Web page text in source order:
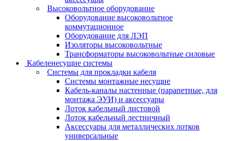
Высоковольтное оборудование
Оборудование высоковольтное
коммутационное
Оборудование для ЛЭП
Изоляторы высоковольтные
Трансформаторы высоковольтные силовые
Кабеленесущие системы
Системы для прокладки кабеля
Системы монтажные несущие
Кабель-каналы настенные (парапетные, для
монтажа ЭУИ) и аксессуары
Лоток кабельный листовой
Лоток кабельный лестничный
Аксессуары для металлических лотков
универсальные